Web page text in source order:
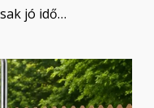
jó idő…